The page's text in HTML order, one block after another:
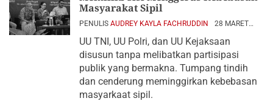
Masyarakat Sipil
PENULIS AUDREY KAYLA FACHRUDDIN
28 MARET
UU TNI, UU Polri, dan UU Kejaksaan
disusun tanpa melibatkan partisipasi
publik yang bermakna. Tumpang tindih
dan cenderung meminggirkan kebebasan
masyarkaat sipil.